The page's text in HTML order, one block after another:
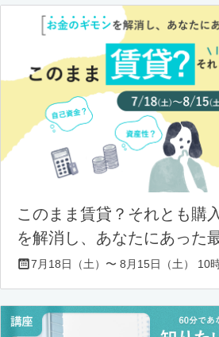
このまま賃貸？それとも購
を解消し、あなたにあった
7月18日（土）〜 8月15日（土） 10